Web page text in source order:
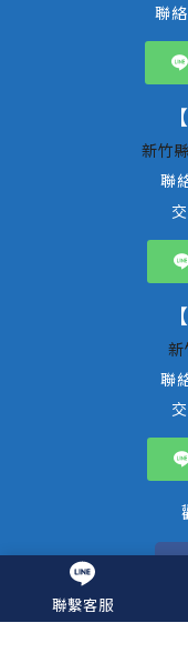
聯繫客服
聯
新竹
聯
聯